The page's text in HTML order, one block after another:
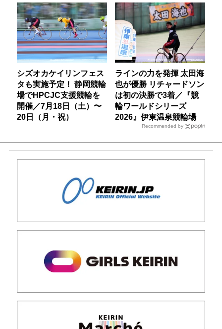
シズオカケイリンフェス
タも実施予定！ 静岡競輪
場でHPCJC支援競輪を
開催／7月18日（土）〜
20日（月・祝）
ラインの力を発揮 太田海
也が優勝 リチャードソン
は初の決勝で3着／『競
輪ワールドシリーズ
2026』伊東温泉競輪場
Recommended by